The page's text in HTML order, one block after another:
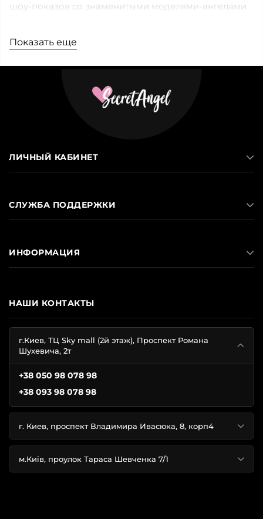
шоу-показов со знаменитыми моделями-ангелами
пьедестал.
Многие модели и актрисы мечтают примерить
легендарные крылья и пройтись по элитному
деликатные резинки, что не передавливают тело.
Красивой.Широкий выбор: традиционные розово-
Стильной.Продуманные детали и фирменный
дизайн, в котором приятно чувствовать себя
Типы одежды для сна в каталоге
Уютные пижамы.Комплекты с длинным рукавом
для прохладных ночей.
Лёгкие комплекты.Короткие шортики и майки для
тёплой поры.
Показать еще
НАШИ КОНТАКТЫ
г.Киев, ТЦ Sky mall (2й этаж), Проспект Романа
Шухевича, 2т
+38 050 98 078 98
+38 093 98 078 98
г. Киев, проспект Владимира Ивасюка, 8, корп4
м.Київ, проулок Тараса Шевченка 7/1
ЛИЧНЫЙ КАБИНЕТ
СЛУЖБА ПОДДЕРЖКИ
ИНФОРМАЦИЯ